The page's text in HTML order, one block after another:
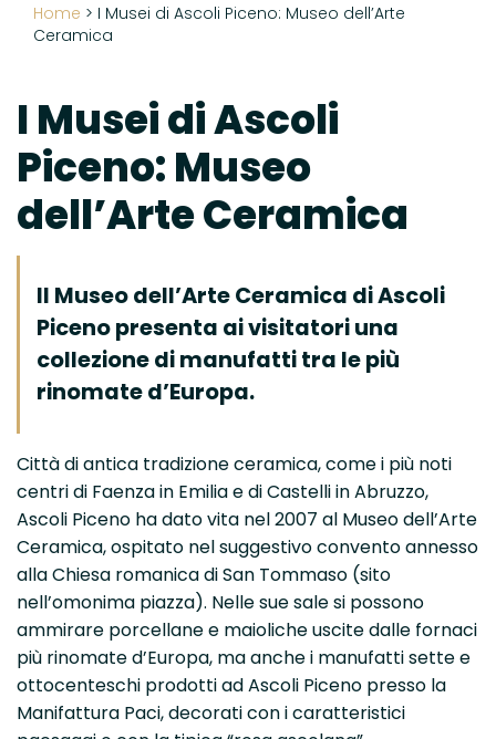
Home > I Musei di Ascoli Piceno: Museo dell’Arte
Ceramica
I Musei di Ascoli
Piceno: Museo
dell’Arte Ceramica
Il Museo dell’Arte Ceramica di Ascoli
Piceno presenta ai visitatori una
collezione di manufatti tra le più
rinomate d’Europa.
Città di antica tradizione ceramica, come i più noti
centri di Faenza in Emilia e di Castelli in Abruzzo,
Ascoli Piceno ha dato vita nel 2007 al Museo dell’Arte
Ceramica, ospitato nel suggestivo convento annesso
alla Chiesa romanica di San Tommaso (sito
nell’omonima piazza). Nelle sue sale si possono
ammirare porcellane e maioliche uscite dalle fornaci
più rinomate d’Europa, ma anche i manufatti sette e
ottocenteschi prodotti ad Ascoli Piceno presso la
Manifattura Paci, decorati con i caratteristici